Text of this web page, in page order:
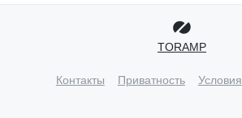
TORAMP
Контакты Приватность Условия